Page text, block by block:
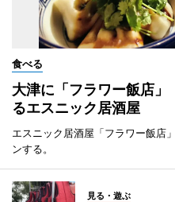
食べる
大津に「フラワー飯店
るエスニック居酒屋
エスニック居酒屋「フラワー飯店
ンする。
見る・遊ぶ